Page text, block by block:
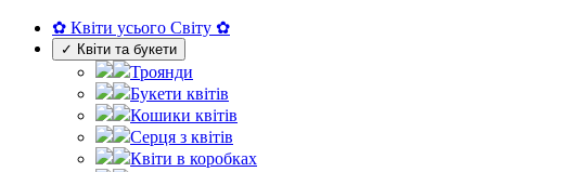
✿ Квіти усього Світу ✿
✓ Квіти та букети
Троянди
Букети квітів
Кошики квітів
Серця з квітів
Квіти в коробках